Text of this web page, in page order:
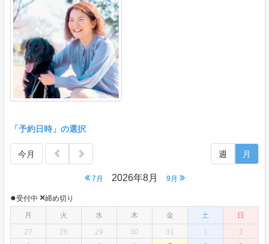
「予約日時」の選択
今月
7月 2026年8月 9月
週 月
●受付中 ×締め切り
月
火 水 木 金 土
日
27
28 29 30 31 1
2